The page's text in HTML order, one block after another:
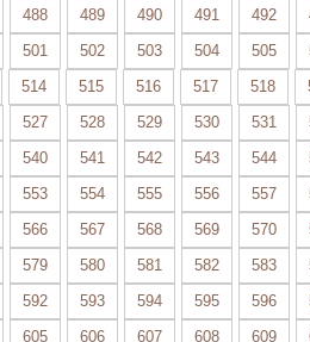
488 489 490 491 492
501 502 503 504 505
514 515 516 517 518
527 528 529 530 531
540 541 542 543 544
553 554 555 556 557
566 567 568 569 570
579 580 581 582 583
592 593 594 595 596
605 606 607 608 609